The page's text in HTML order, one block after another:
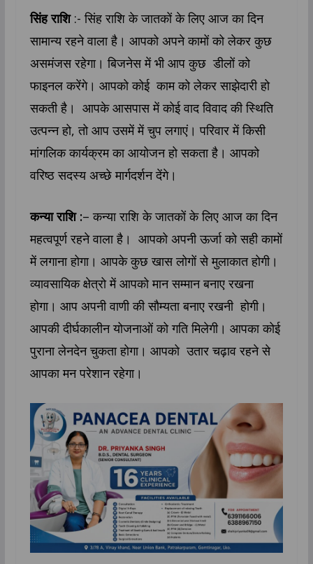
सिंह राशि:- सिंह राशि के जातकों के लिए आज का दिन
सामान्य रहने वाला है। आपको अपने कामों को लेकर कुछ
असमंजस रहेगा। बिजनेस में भी आप कुछ डीलों को
फाइनल करेंगे। आपको कोई काम को लेकर साझेदारी हो
सकती है। आपके आसपास में कोई वाद विवाद की स्थिति
उत्पन्न हो, तो आप उसमें में चुप लगाएं। परिवार में किसी
मांगलिक कार्यक्रम का आयोजन हो सकता है। आपको
वरिष्ठ सदस्य अच्छे मार्गदर्शन देंगे।
कन्या राशि :– कन्या राशि के जातकों के लिए आज का दिन
महत्वपूर्ण रहने वाला है। आपको अपनी ऊर्जा को सही कामों
में लगाना होगा। आपके कुछ खास लोगों से मुलाकात होगी।
व्यावसायिक क्षेत्रो में आपको मान सम्मान बनाए रखना
होगा। आप अपनी वाणी की सौम्यता बनाए रखनी होगी।
आपकी दीर्घकालीन योजनाओं को गति मिलेगी। आपका कोई
पुराना लेनदेन चुकता होगा। आपको उतार चढ़ाव रहने से
आपका मन परेशान रहेगा।